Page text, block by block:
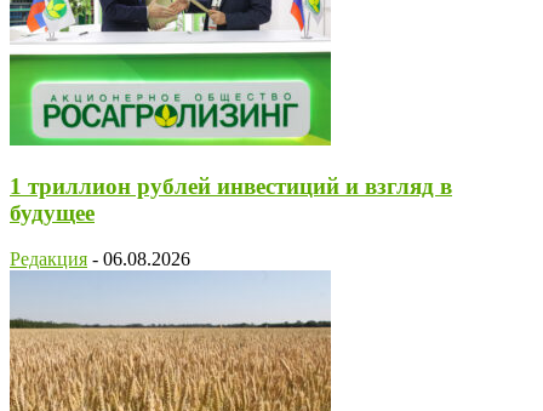
1 триллион рублей инвестиций и взгляд в
будущее
Редакция - 06.08.2026